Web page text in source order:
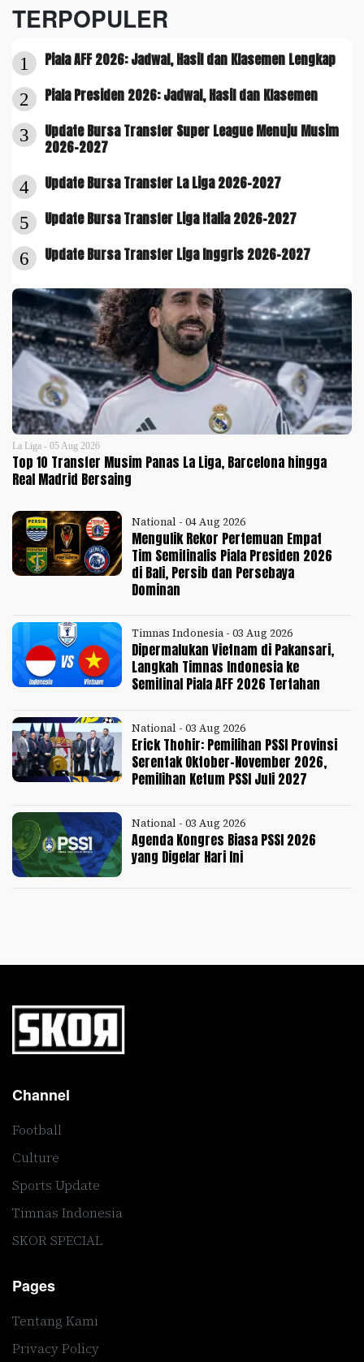
TERPOPULER
1 Piala AFF 2026: Jadwal, Hasil dan Klasemen Lengkap
2 Piala Presiden 2026: Jadwal, Hasil dan Klasemen
3
Update Bursa Transfer Super League Menuju Musim
2026-2027
4 Update Bursa Transfer La Liga 2026-2027
5 Update Bursa Transfer Liga Italia 2026-2027
6 Update Bursa Transfer Liga Inggris 2026-2027
La Liga - 05 Aug 2026
Top 10 Transfer Musim Panas La Liga, Barcelona hingga
Real Madrid Bersaing
National - 04 Aug 2026
Mengulik Rekor Pertemuan Empat
Tim Semifinalis Piala Presiden 2026
di Bali, Persib dan Persebaya
Dominan
Timnas Indonesia - 03 Aug 2026
Dipermalukan Vietnam di Pakansari,
Langkah Timnas Indonesia ke
Semifinal Piala AFF 2026 Tertahan
National - 03 Aug 2026
Erick Thohir: Pemilihan PSSI Provinsi
Serentak Oktober-November 2026,
Pemilihan Ketum PSSI Juli 2027
National - 03 Aug 2026
Agenda Kongres Biasa PSSI 2026
yang Digelar Hari Ini
Channel
Football
Culture
Sports Update
Timnas Indonesia
SKOR SPECIAL
Pages
Tentang Kami
Privacy Policy